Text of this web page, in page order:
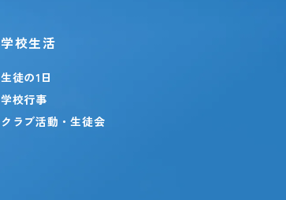
学校生活
生徒の1日
学校行事
クラブ活動・生徒会